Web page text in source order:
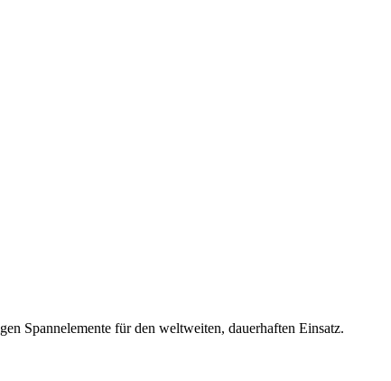
Spannelemente für den weltweiten, dauerhaften Einsatz.